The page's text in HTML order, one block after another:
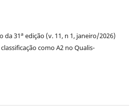
da 31a edição (v. 11, n 1, janeiro/2026)
classificação como A2 no Qualis-